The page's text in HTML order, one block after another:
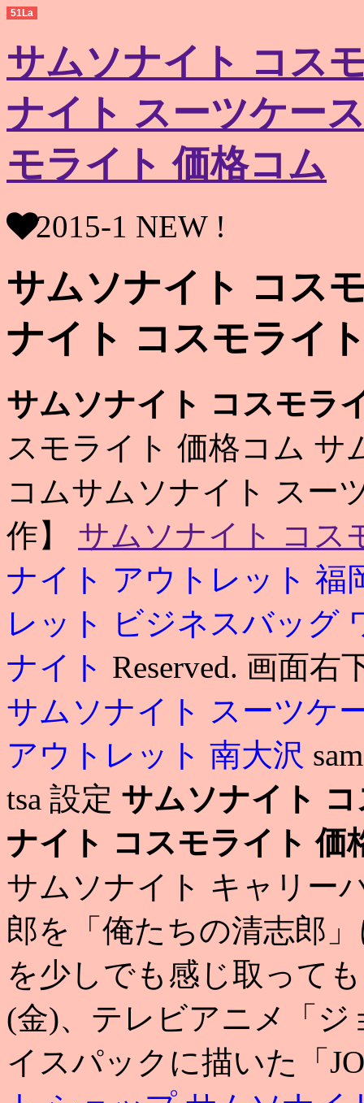
51La
サムソナイト コス
ナイト スーツケー
モライト 価格コム
2015-1 NEW !
サムソナイト コス
ナイト コスモライ
サムソナイト コスモラ
スモライト 価格コム サ
コムサムソナイト スー
作】 サムソナイト コス
ナイト アウトレット 福
レット ビジネスバッグ
ナイト Reserved. 画面
サムソナイト スーツケ
アウトレット 南大沢
tsa 設定 サムソナイト
ナイト コスモライト 価
サムソナイト キャリー
郎を「俺たちの清志郎
を少しでも感じ取って
(金)、テレビアニメ「
イスパックに描いた「